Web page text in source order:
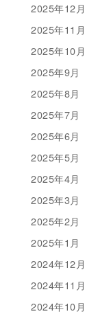
2025年12月
2025年11月
2025年10月
2025年9月
2025年8月
2025年7月
2025年6月
2025年5月
2025年4月
2025年3月
2025年2月
2025年1月
2024年12月
2024年11月
2024年10月